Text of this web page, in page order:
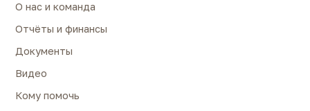
О нас и команда
Отчёты и финансы
Документы
Видео
Кому помочь